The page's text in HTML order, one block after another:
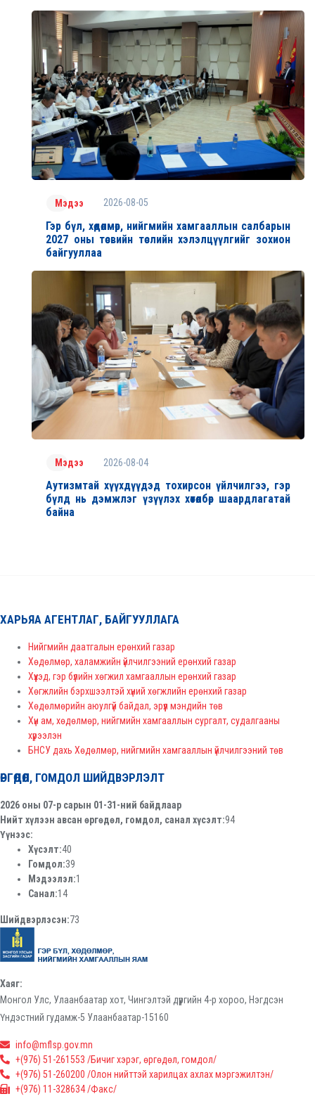
Мэдээ 2026-08-05
Гэр бүл, хөдөлмөр, нийгмийн хамгааллын салбарын
2027 оны төсвийн төслийн хэлэлцүүлгийг зохион
байгууллаа
Мэдээ 2026-08-04
Аутизмтай хүүхдүүдэд тохирсон үйлчилгээ, гэр
бүлд нь дэмжлэг үзүүлэх хөтөлбөр шаардлагатай
байна
ХАРЬЯА АГЕНТЛАГ, БАЙГУУЛЛАГА
Нийгмийн даатгалын ерөнхий газар
Хөдөлмөр, халамжийн үйлчилгээний ерөнхий газар
Хүүхэд, гэр бүлийн хөгжил хамгааллын ерөнхий газар
Хөгжлийн бэрхшээлтэй хүний хөгжлийн ерөнхий газар
Хөдөлмөрийн аюулгүй байдал, эрүүл мэндийн төв
Хүн ам, хөдөлмөр, нийгмийн хамгааллын сургалт, судалгааны
хүрээлэн
БНСУ дахь Хөдөлмөр, нийгмийн хамгааллын үйлчилгээний төв
ӨРГӨДӨЛ, ГОМДОЛ ШИЙДВЭРЛЭЛТ
2026 оны 07-р сарын 01-31-ний байдлаар
Нийт хүлээн авсан өргөдөл, гомдол, санал хүсэлт:94
Үүнээс:
Хүсэлт:40
Гомдол:39
Мэдээлэл:1
Санал:14
Шийдвэрлэсэн:73
Хаяг:
Монгол Улс, Улаанбаатар хот, Чингэлтэй дүүргийн 4-р хороо, Нэгдсэн
Үндэстний гудамж-5 Улаанбаатар-15160
info@mflsp.gov.mn
+(976) 51-261553 /Бичиг хэрэг, өргөдөл, гомдол/
+(976) 51-260200 /Олон нийттэй харилцах ахлах мэргэжилтэн/
+(976) 11-328634 /Факс/